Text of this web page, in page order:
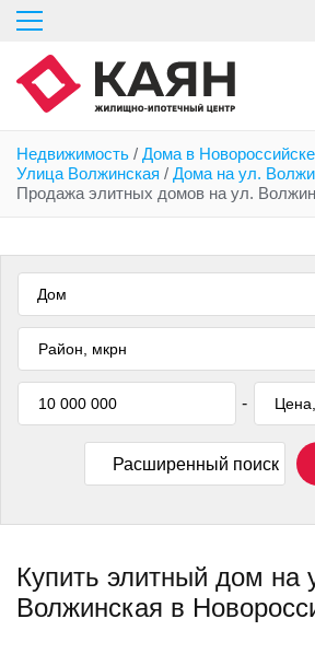
Перейти
основному
содержанию
Недвижимость / Дома в Новороссийске
Улица Волжинская / Дома на ул.
Продажа элитных домов на ул.
Дом
-
Расширенный поиск
Купить элитный дом на
Волжинская в